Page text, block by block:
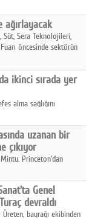
ağırlayacak
Süt, Sera Teknolojileri,
öncesinde sektörün
ikinci sırada yer
alma sağlığını
uzanan bir
çıkıyor
Minty, Princeton'dan
Genel
devraldı
bayrağı ekibinden